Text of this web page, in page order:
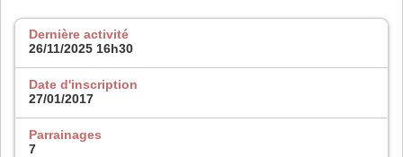
Dernière activité
26/11/2025 16h30
Date d'inscription
27/01/2017
Parrainages
7